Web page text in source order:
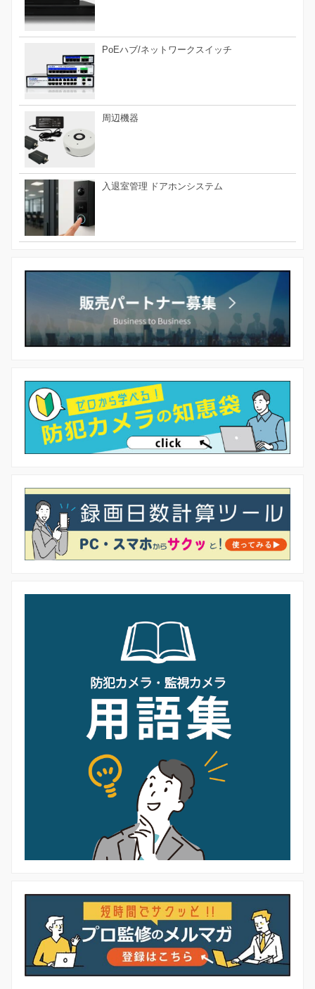
PoEハブ/ネットワークスイッチ
周辺機器
入退室管理 ドアホンシステム